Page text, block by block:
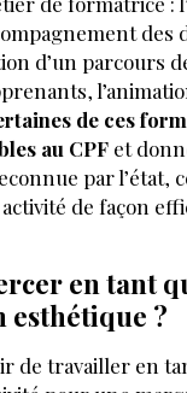
? Se
articles et
avant-première
préférentiels
JE M’ABONNE